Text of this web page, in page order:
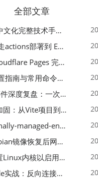
全部文章
KORG PA600中文化完整技术手册 - 从逆向到实现的全流程指南
Xget 无侵入不走actions部署到 EdgeOne Pages 指南
Xget 部署到 Cloudflare Pages 完整指南 - 无需修改源码的构建配置
Gemini CLI 配置指南与常用命令中文翻译 | API Key、MCP、代理设置
小红书“后门”事件深度复盘：一次沉默危机下的品牌、技术与流程三重考验
前端代码安全加固：从Vite项目到纯静态页面的深度混淆技术备忘
解决 Pip externally-managed-environment 错误：临时与永久绕过方案
解决腾讯云Debian镜像恢复后网络不通问题
如何编译和配置Linux内核以启用BBR2 | 内核编译教程
Linux Shellcode实战：反向连接、持久化、免杀技术详解（MSF,Cobalt Strike）- 从原理到C加载器实现